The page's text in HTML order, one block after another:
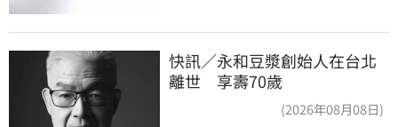
快訊／永和豆漿創始人在台北
離世 享壽70歲
(2026年08月08日)